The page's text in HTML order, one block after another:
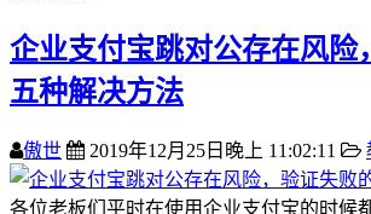
企业支付宝跳对公存在风险
五种解决方法
傲世 2019年12月25日晚上 11:02:11
各位老板们平时在使用企业支付宝的时候